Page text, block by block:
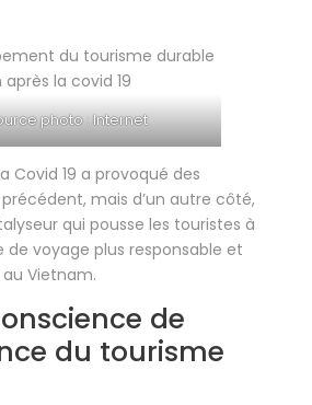
photo : Internet
Covid 19 a provoqué des
mais d’un autre côté,
qui pousse les touristes à
voyage plus responsable et
au Vietnam.
de
du tourisme